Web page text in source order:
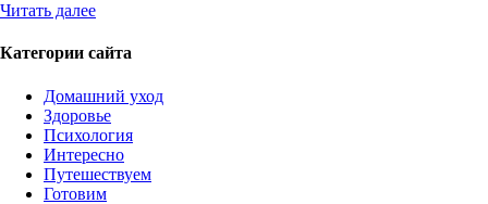
Читать далее
Категории сайта
Домашний уход
Здоровье
Психология
Интересно
Путешествуем
Готовим